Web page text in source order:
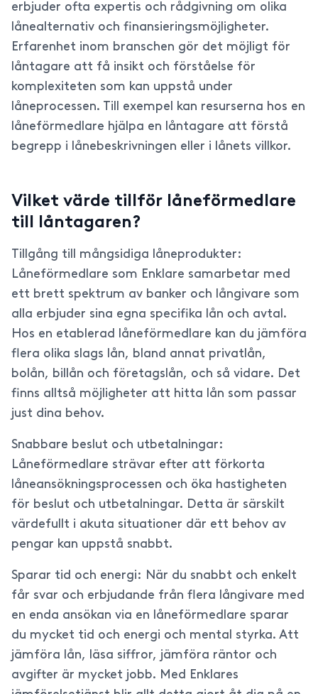
erbjuder ofta expertis och rådgivning om olika
lånealternativ och finansieringsmöjligheter.
Erfarenhet inom branschen gör det möjligt för
låntagare att få insikt och förståelse för
komplexiteten som kan uppstå under
låneprocessen. Till exempel kan resurserna hos en
låneförmedlare hjälpa en låntagare att förstå
begrepp i lånebeskrivningen eller i lånets villkor.
Vilket värde tillför låneförmedlare
till låntagaren?
Tillgång till mångsidiga låneprodukter:
Låneförmedlare som Enklare samarbetar med
ett brett spektrum av banker och långivare som
alla erbjuder sina egna specifika lån och avtal.
Hos en etablerad låneförmedlare kan du jämföra
flera olika slags lån, bland annat privatlån,
bolån, billån och företagslån, och så vidare. Det
finns alltså möjligheter att hitta lån som passar
just dina behov.
Snabbare beslut och utbetalningar:
Låneförmedlare strävar efter att förkorta
låneansökningsprocessen och öka hastigheten
för beslut och utbetalningar. Detta är särskilt
värdefullt i akuta situationer där ett behov av
pengar kan uppstå snabbt.
Sparar tid och energi: När du snabbt och enkelt
får svar och erbjudande från flera långivare med
en enda ansökan via en låneförmedlare sparar
du mycket tid och energi och mental styrka. Att
jämföra lån, läsa siffror, jämföra räntor och
avgifter är mycket jobb. Med Enklares